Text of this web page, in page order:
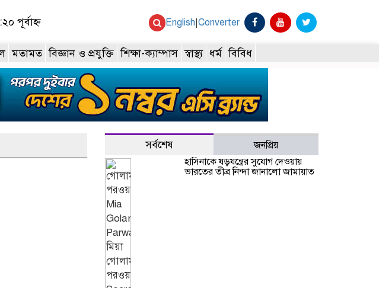
পূর্বাহ্ন English Converter
মতামত বিজ্ঞান ও প্রযুক্তি শিক্ষা-ক্যাম্পাস স্বাস্থ্য ধর্ম বিবিধ
সর্বশেষ
জনপ্রিয়
হাসিনাকে ষড়যন্ত্রের সুযোগ দেওয়ায়
ভারতের তীব্র নিন্দা জানালো জামায়াত